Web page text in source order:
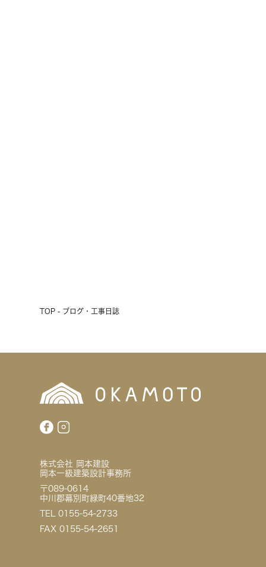
TOP - ブログ・工事日誌
株式会社 岡本建設
岡本一級建築設計事務所
〒089-0614
中川郡幕別町緑町40番地32
TEL 0155-54-2733
FAX 0155-54-2651